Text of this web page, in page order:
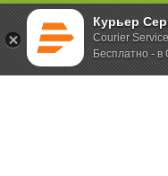
Курьер
Courier
Бесплатно - в